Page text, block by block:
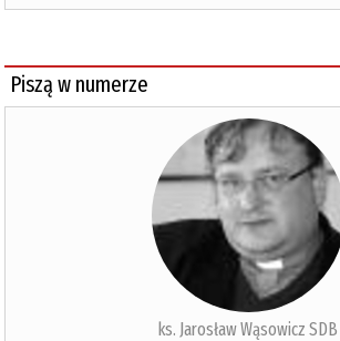
Piszą w numerze
ks. Jarosław Wąsowicz SDB